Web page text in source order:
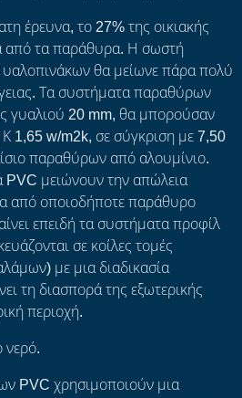
έρευνα, το 27% της οικιακής
από τα παράθυρα. Η σωστή
θα μείωνε πάρα πολύ
Τα συστήματα παραθύρων
γυαλιού 20 mm, θα μπορούσαν
1,65 w/m2k, σε σύγκριση με 7,50
παραθύρων από αλουμίνιο.
μειώνουν την απώλεια
από οποιοδήποτε παράθυρο
επειδή τα συστήματα προφίλ
σε κοίλες τομές
με μια διαδικασία
τη διασπορά της εξωτερικής
περιοχή.
νερό.
PVC χρησιμοποιούν μια